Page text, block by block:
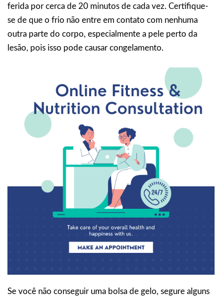
ferida por cerca de 20 minutos de cada vez. Certifique-
se de que o frio não entre em contato com nenhuma
outra parte do corpo, especialmente a pele perto da
lesão, pois isso pode causar congelamento.
Se você não conseguir uma bolsa de gelo, segure alguns